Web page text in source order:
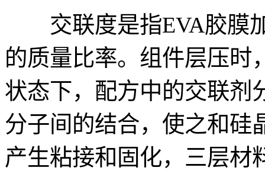
交联度是指EVA胶膜
的质量比率。组件层压时
状态下，配方中的交联剂
分子间的结合，使之和硅
产生粘接和固化，三层材